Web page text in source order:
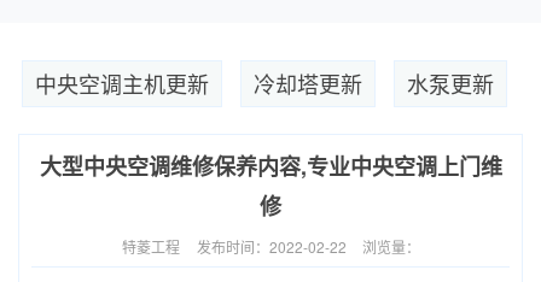
中央空调主机更新 冷却塔更新 水泵更新
大型中央空调维修保养内容,专业中央空调上门维
修
特菱工程 发布时间：2022-02-22 浏览量：